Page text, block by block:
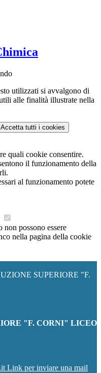
utilizzati si avvalgono di
alle finalità illustrate nella
Accetta tutti i cookies
quali cookie consentire.
il funzionamento della
al funzionamento potete
possono essere
nella pagina della cookie
SUPERIORE "F.
"F. CORNI" LICEO
Link per inviare una mail